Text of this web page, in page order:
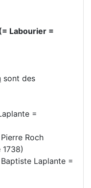
Labourier =
sont des
=
Roch
Laplante =